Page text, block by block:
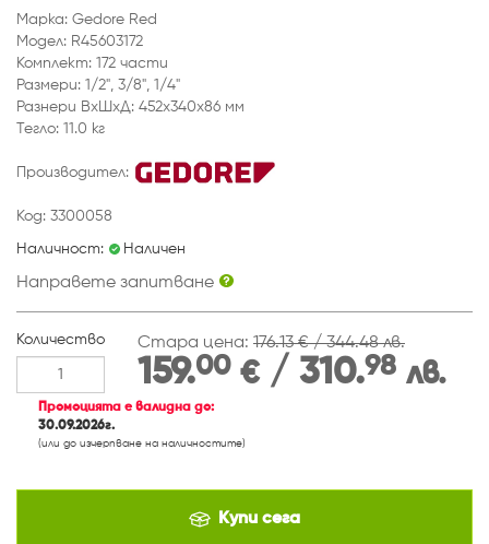
Марка: Gedore Red
Модел: R45603172
Комплект: 172 части
Размери: 1/2", 3/8", 1/4"
Разнери ВхШхД: 452х340х86 мм
Тегло: 11.0 кг
Производител:
Код: 3300058
Наличност: Наличен
Направете запитване
Количество Стара цена: 176.13 € / 344.48 лв.
159.00 €/ 310.98 лв.
Промоцията е валидна до:
30.09.2026г.
(или до изчерпване на наличностите)
Купи сега